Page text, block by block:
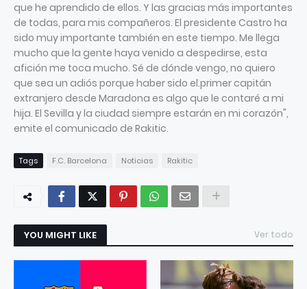
que he aprendido de ellos. Y las gracias más importantes
de todas, para mis compañeros. El presidente Castro ha
sido muy importante también en este tiempo. Me llega
mucho que la gente haya venido a despedirse, esta
afición me toca mucho. Sé de dónde vengo, no quiero
que sea un adiós porque haber sido el.primer capitán
extranjero desde Maradona es algo que le contaré a mi
hija. El Sevilla y la ciudad siempre estarán en mi corazón",
emite el comunicado de Rakitic.
Tags F.C. Barcelona Noticias Rakitic
YOU MIGHT LIKE Ver todo